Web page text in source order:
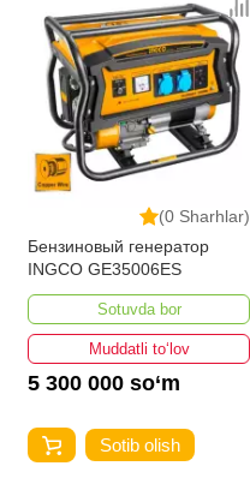
(0 Sharhlar)
Бензиновый генератор
INGCO GE35006ES
Sotuvda bor
Muddatli to‘lov
5 300 000 so‘m
Sotib olish